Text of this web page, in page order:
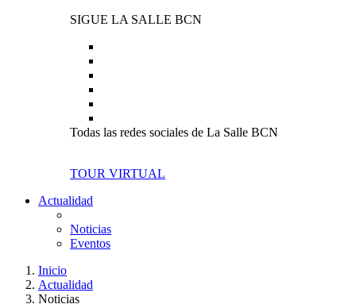
SIGUE LA SALLE BCN
Todas las redes sociales de La Salle BCN
TOUR VIRTUAL
Actualidad
Noticias
Eventos
Inicio
Actualidad
Noticias